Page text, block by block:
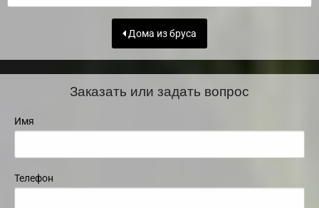
Дома из бруса
Заказать или задать вопрос
Имя
Телефон